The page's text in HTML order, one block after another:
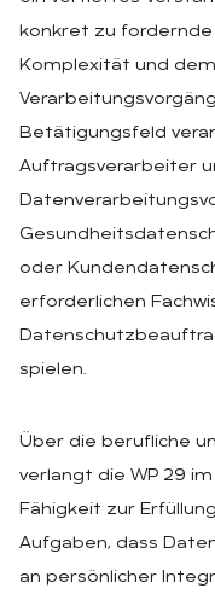
konkret zu fordernde
Komplexität und
Betätigungsfeld
Auftragsverarbeiter
oder
erforderlichen
spielen.
Über die berufliche
verlangt die WP 29
Fähigkeit zur
Aufgaben, dass
an persönlicher